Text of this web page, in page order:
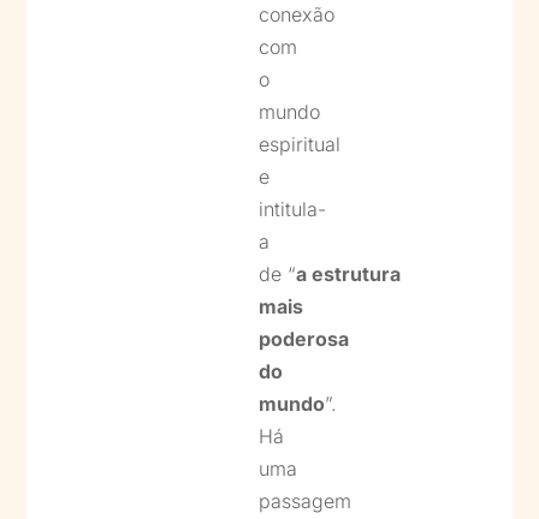
conexão
com
o
mundo
espiritual
e
intitula-
a
de “a estrutura
mais
poderosa
do
mundo”.
Há
uma
passagem